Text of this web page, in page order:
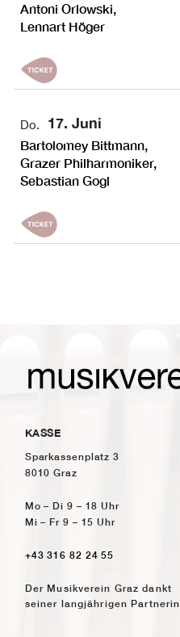
Antoni Orlowski,
Lennart Höger
17. Juni
Do.
Bartolomey Bittmann,
Grazer Philharmoniker,
Sebastian Gogl
KASSE
Sparkassenplatz 3
8010 Graz
Mo – Di 9 – 18 Uhr
Mi – Fr 9 – 15 Uhr
+43 316 82 24 55
Der Musikverein Graz dankt
seiner langjährigen Partnerin